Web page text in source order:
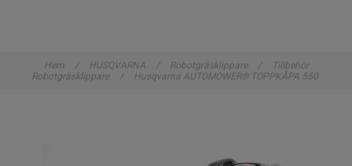
Hem / HUSQVARNA / Robotgräsklippare /
Tillbehör
Robotgräsklippare
/ Husqvarna AUTOMOWER® TOPPKÅPA 550